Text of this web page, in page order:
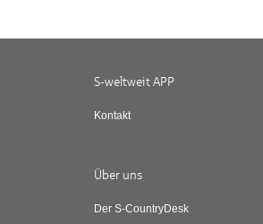
S-weltweit APP
Kontakt
Über uns
Der S-CountryDesk